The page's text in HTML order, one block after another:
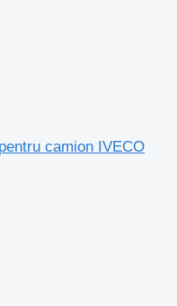
camion IVECO